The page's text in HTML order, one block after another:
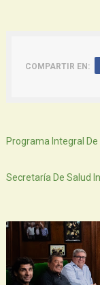
COMPARTIR EN:
Programa Integral
Secretaría De Salud